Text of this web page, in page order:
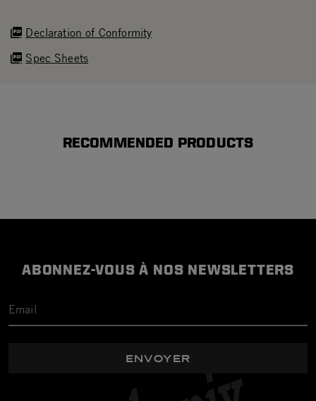
Declaration of Conformity
Spec Sheets
RECOMMENDED PRODUCTS
ABONNEZ-VOUS À NOS NEWSLETTERS
ENVOYER